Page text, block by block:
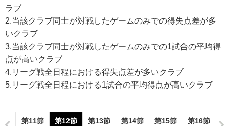
ラブ
2.当該クラブ同士が対戦したゲームのみでの得失点差が多
いクラブ
3.当該クラブ同士が対戦したゲームのみでの1試合の平均得
点が高いクラブ
4.リーグ戦全日程における得失点差が多いクラブ
5.リーグ戦全日程における1試合の平均得点が高いクラブ
節 第11節 第12節 第13節 第14節 第15節 第16節